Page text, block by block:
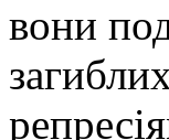
вони